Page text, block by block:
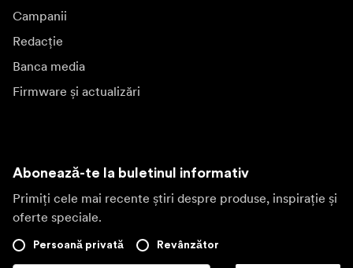
Campanii
Redacție
Banca media
Firmware și actualizări
Abonează-te la buletinul informativ
Primiți cele mai recente știri despre produse, inspirație și
oferte speciale.
Persoană privată Revânzător